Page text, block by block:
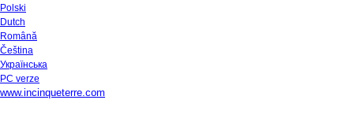
Polski
Dutch
Română
Čeština
Українська
PC verze
www.incinqueterre.com